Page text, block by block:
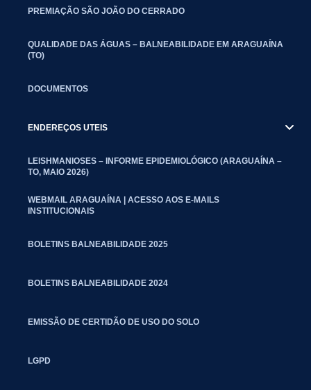
PREMIAÇÃO SÃO JOÃO DO CERRADO
QUALIDADE DAS ÁGUAS – BALNEABILIDADE EM ARAGUAÍNA
(TO)
DOCUMENTOS
ENDEREÇOS UTEIS
LEISHMANIOSES – INFORME EPIDEMIOLÓGICO (ARAGUAÍNA –
TO, MAIO 2026)
WEBMAIL ARAGUAÍNA | ACESSO AOS E-MAILS
INSTITUCIONAIS
BOLETINS BALNEABILIDADE 2025
BOLETINS BALNEABILIDADE 2024
EMISSÃO DE CERTIDÃO DE USO DO SOLO
LGPD